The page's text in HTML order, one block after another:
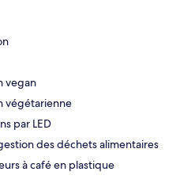
vegan
végétarienne
par LED
des déchets alimentaires
à café en plastique